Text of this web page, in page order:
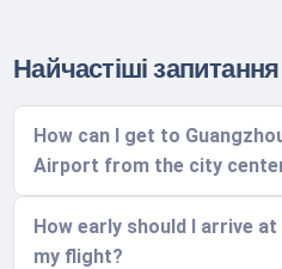
Найчастіші
How can I get to
Airport from the city
How early should I arrive
my flight?